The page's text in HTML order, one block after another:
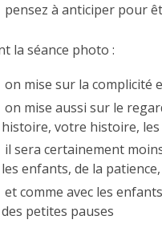
pensez à anticiper pour
la séance photo :
on mise sur la complicité
on mise aussi sur le
histoire, votre histoire,
il sera certainement
les enfants, de la
et comme avec les
des petites pauses